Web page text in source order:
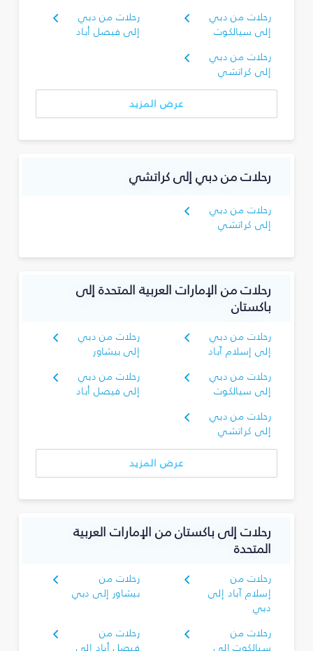
رحلات من دبي
إلى سيالكوت
رحلات من دبي
إلى فيصل أباد
رحلات من دبي
إلى كراتشي
عرض المزيد
رحلات من دبي إلى كراتشي
رحلات من دبي
إلى كراتشي
رحلات من الإمارات العربية المتحدة إلى
باكستان
رحلات من دبي
إلى إسلام آباد
رحلات من دبي
إلى بيشاور
رحلات من دبي
إلى سيالكوت
رحلات من دبي
إلى فيصل أباد
رحلات من دبي
إلى كراتشي
عرض المزيد
رحلات إلى باكستان من الإمارات العربية
المتحدة
رحلات من
إسلام آباد إلى
دبي
رحلات من
بيشاور إلى دبي
رحلات من
سيالكوت إلى
رحلات من
فيصل أباد إلى